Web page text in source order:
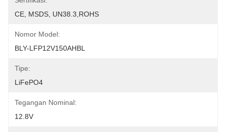
CE, MSDS, UN38.3,ROHS
Nomor Model:
BLY-LFP12V150AHBL
Tipe:
LiFePO4
Tegangan Nominal:
12.8V